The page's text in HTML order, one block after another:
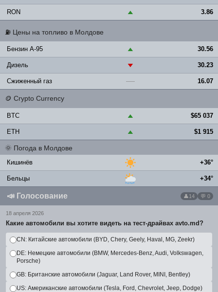
RON ▲ 3.86
⛽ Цены на топливо в Молдове
Бензин A-95 ▲ 30.56
Дизель ▼ 30.23
Сжиженный газ — 16.07
🪙 Crypto Currency
BTC ▲ $65 037
ETH ▲ $1 915
🌞 Погода в Молдове
Кишинёв +36°
Бельцы +34°
📣 Голосование 14 💬 0
18 апреля 2026
Какие автомобили вы хотите видеть на тест-драйвах avto.md?
CN: Китайские автомобили (BYD, Chery, Geely, Haval, MG, Zeekr)
DE: Немецкие автомобили (BMW, Mercedes-Benz, Audi, Volkswagen,
Porsche)
GB: Британские автомобили (Jaguar, Land Rover, MINI, Bentley)
US: Американские автомобили (Tesla, Ford, Chevrolet, Jeep, Dodge)